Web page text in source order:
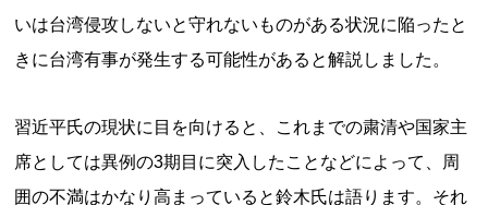
いは台湾侵攻しないと守れないものがある状況に陥ったと
きに台湾有事が発生する可能性があると解説しました。
習近平氏の現状に目を向けると、これまでの粛清や国家主
席としては異例の3期目に突入したことなどによって、周
囲の不満はかなり高まっていると鈴木氏は語ります。それ